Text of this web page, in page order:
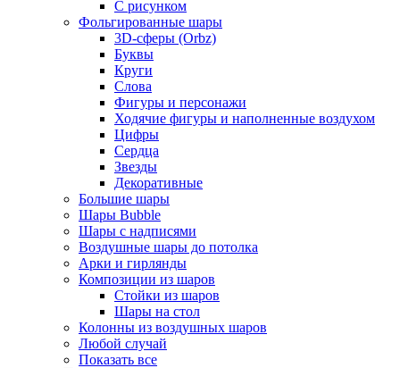
С рисунком
Фольгированные шары
3D-сферы (Orbz)
Буквы
Круги
Слова
Фигуры и персонажи
Ходячие фигуры и наполненные воздухом
Цифры
Сердца
Звезды
Декоративные
Большие шары
Шары Bubble
Шары с надписями
Воздушные шары до потолка
Арки и гирлянды
Композиции из шаров
Стойки из шаров
Шары на стол
Колонны из воздушных шаров
Любой случай
Показать все